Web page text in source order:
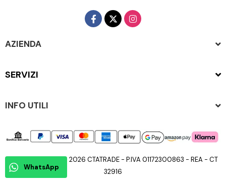
AZIENDA
SERVIZI
INFO UTILI
Copyright © 2015 - 2026 CTATRADE - P.IVA 01172300863 - REA - CT
32916
WhatsApp